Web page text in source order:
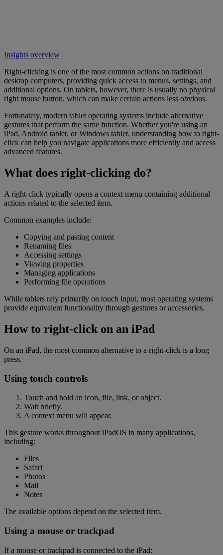
Insights overview
Right-clicking is one of the most common actions on traditional
desktop computers, providing quick access to menus, settings, and
additional options. On tablets, however, there is usually no physical
right mouse button, which can make certain actions less obvious.
Fortunately, modern tablet operating systems include alternative
gestures that perform the same function. Whether you're using an
iPad, Android tablet, or Windows tablet, understanding how to right-
click can help you navigate applications more efficiently and access
advanced features.
What does right-clicking do?
A right-click typically opens a context menu containing additional
actions related to the selected item.
Common examples include:
Copying and pasting content
Renaming files
Accessing settings
Viewing properties
Managing applications
Performing file operations
While tablets rely primarily on touch input, most operating systems
provide equivalent functionality through gestures or accessories.
How to right-click on an iPad
On an iPad, the most common alternative to a right-click is a long
press.
Using touch controls
Touch and hold an icon, file, link, or object.
Wait briefly.
A context menu will appear.
This gesture works throughout iPadOS in many applications,
including:
Files
Safari
Photos
Mail
Notes
The available options depend on the selected item.
Using a mouse or trackpad
If a mouse or trackpad is connected to the iPad: